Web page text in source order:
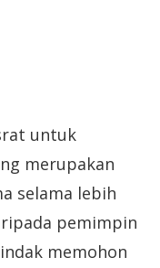
untuk
merupakan
selama lebih
pemimpin
memohon